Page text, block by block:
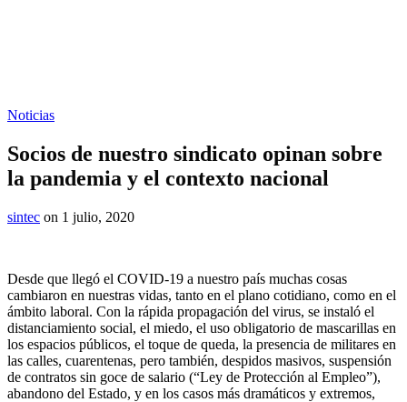
Noticias
Socios de nuestro sindicato opinan sobre
la pandemia y el contexto nacional
sintec on 1 julio, 2020
Desde que llegó el COVID-19 a nuestro país muchas cosas
cambiaron en nuestras vidas, tanto en el plano cotidiano, como en el
ámbito laboral. Con la rápida propagación del virus, se instaló el
distanciamiento social, el miedo, el uso obligatorio de mascarillas en
los espacios públicos, el toque de queda, la presencia de militares en
las calles, cuarentenas, pero también, despidos masivos, suspensión
de contratos sin goce de salario (“Ley de Protección al Empleo”),
abandono del Estado, y en los casos más dramáticos y extremos,